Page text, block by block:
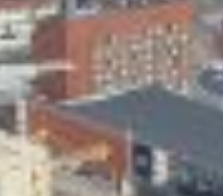
Skeittihalli
Varhaiskasvatus
Ateria- ja välipalamaksut
Mämminiemi
Taideapteekki
Kirjasto